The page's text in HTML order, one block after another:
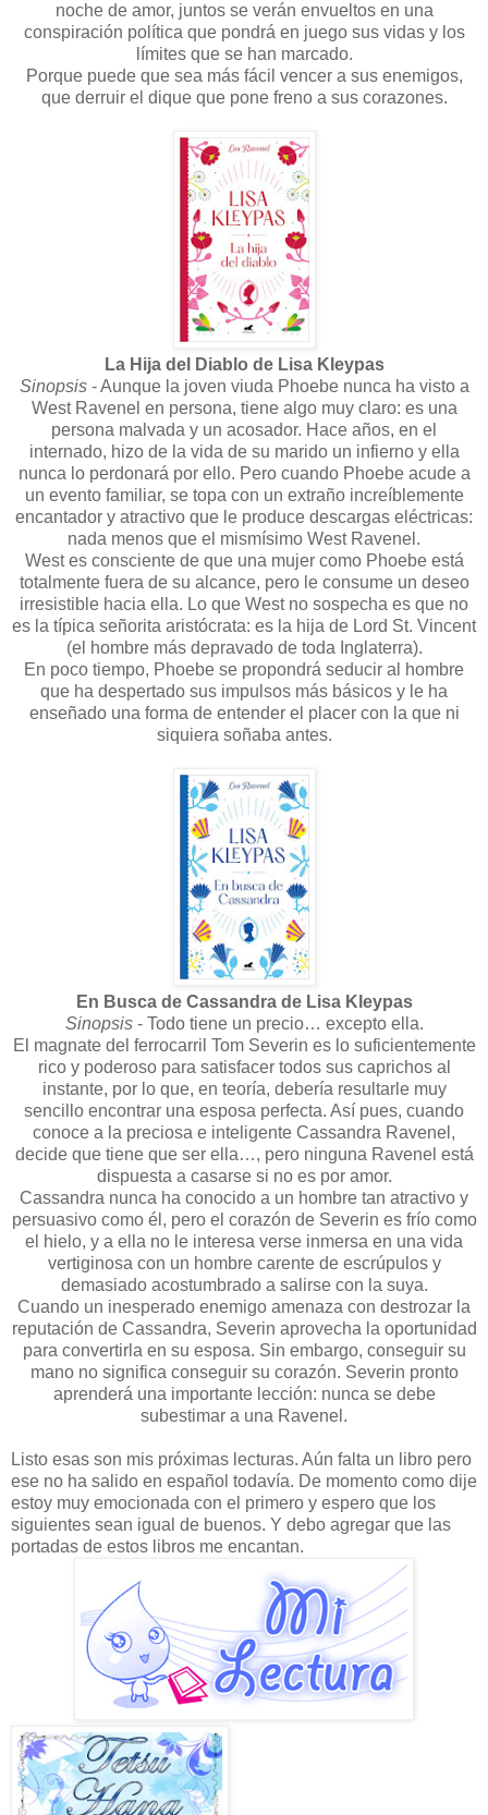
noche de amor, juntos se verán envueltos en una
conspiración política que pondrá en juego sus vidas y los
límites que se han marcado.
Porque puede que sea más fácil vencer a sus enemigos,
que derruir el dique que pone freno a sus corazones.
La Hija del Diablo de Lisa Kleypas
Sinopsis - Aunque la joven viuda Phoebe nunca ha visto a
West Ravenel en persona, tiene algo muy claro: es una
persona malvada y un acosador. Hace años, en el
internado, hizo de la vida de su marido un infierno y ella
nunca lo perdonará por ello. Pero cuando Phoebe acude a
un evento familiar, se topa con un extraño increíblemente
encantador y atractivo que le produce descargas eléctricas:
nada menos que el mismísimo West Ravenel.
West es consciente de que una mujer como Phoebe está
totalmente fuera de su alcance, pero le consume un deseo
irresistible hacia ella. Lo que West no sospecha es que no
es la típica señorita aristócrata: es la hija de Lord St. Vincent
(el hombre más depravado de toda Inglaterra).
En poco tiempo, Phoebe se propondrá seducir al hombre
que ha despertado sus impulsos más básicos y le ha
enseñado una forma de entender el placer con la que ni
siquiera soñaba antes.
En Busca de Cassandra de Lisa Kleypas
Sinopsis - Todo tiene un precio… excepto ella.
El magnate del ferrocarril Tom Severin es lo suficientemente
rico y poderoso para satisfacer todos sus caprichos al
instante, por lo que, en teoría, debería resultarle muy
sencillo encontrar una esposa perfecta. Así pues, cuando
conoce a la preciosa e inteligente Cassandra Ravenel,
decide que tiene que ser ella…, pero ninguna Ravenel está
dispuesta a casarse si no es por amor.
Cassandra nunca ha conocido a un hombre tan atractivo y
persuasivo como él, pero el corazón de Severin es frío como
el hielo, y a ella no le interesa verse inmersa en una vida
vertiginosa con un hombre carente de escrúpulos y
demasiado acostumbrado a salirse con la suya.
Cuando un inesperado enemigo amenaza con destrozar la
reputación de Cassandra, Severin aprovecha la oportunidad
para convertirla en su esposa. Sin embargo, conseguir su
mano no significa conseguir su corazón. Severin pronto
aprenderá una importante lección: nunca se debe
subestimar a una Ravenel.
Listo esas son mis próximas lecturas. Aún falta un libro pero
ese no ha salido en español todavía. De momento como dije
estoy muy emocionada con el primero y espero que los
siguientes sean igual de buenos. Y debo agregar que las
portadas de estos libros me encantan.